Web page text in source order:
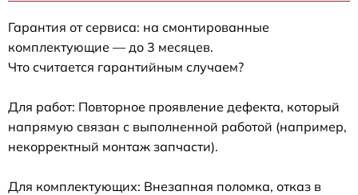
Гарантия от сервиса: на смонтированные
комплектующие — до 3 месяцев.
Что считается гарантийным случаем?
Для работ: Повторное проявление дефекта, который
напрямую связан с выполненной работой (например,
некорректный монтаж запчасти).
Для комплектующих: Внезапная поломка, отказ в